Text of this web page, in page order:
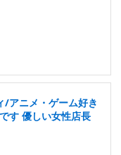
/アニメ・ゲーム好き
す 優しい女性店長